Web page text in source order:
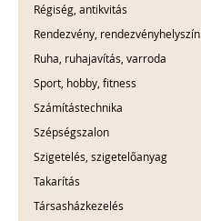
Régiség, antikvitás
Rendezvény, rendezvényhelyszín
Ruha, ruhajavítás, varroda
Sport, hobby, fitness
Számítástechnika
Szépségszalon
Szigetelés, szigetelőanyag
Takarítás
Társasházkezelés